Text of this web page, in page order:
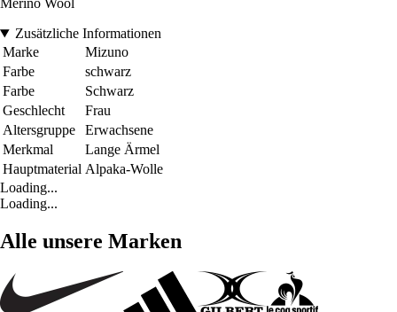
Merino Wool
Zusätzliche Informationen
Marke
Mizuno
Farbe
schwarz
Farbe
Schwarz
Geschlecht
Frau
Altersgruppe
Erwachsene
Merkmal
Lange Ärmel
Hauptmaterial Alpaka-Wolle
Loading...
Loading...
Alle unsere Marken